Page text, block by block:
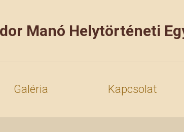
Manó Helytörténeti
Galéria Kapcsolat